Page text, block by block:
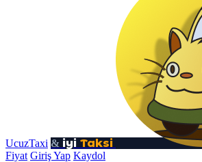
UcuzTaxi & iyi Taksi
Fiyat Giriş Yap Kaydol